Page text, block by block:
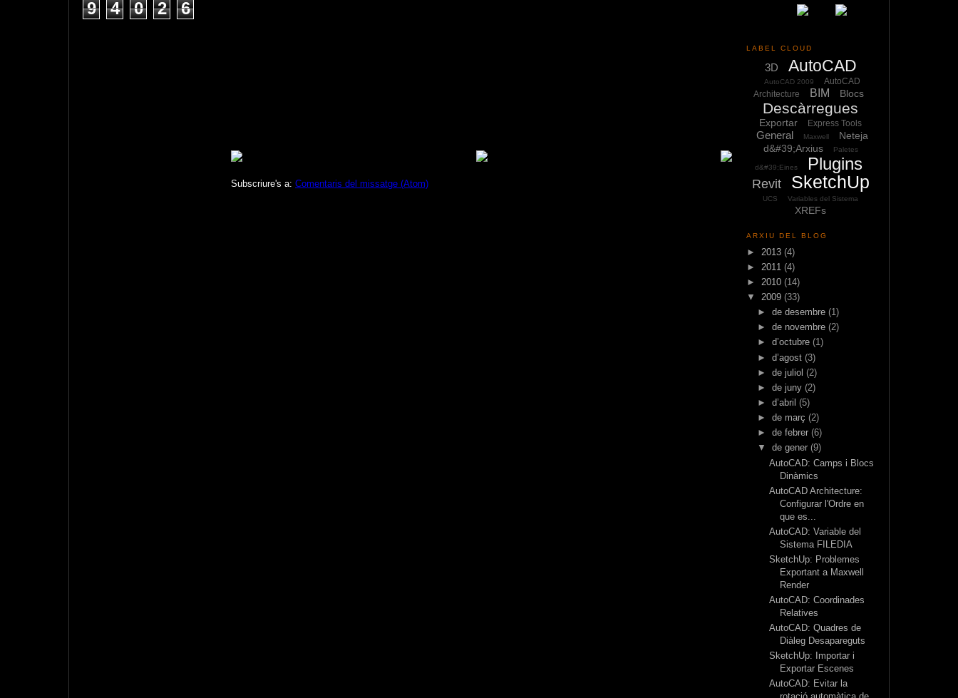
LABEL CLOUD
3D AutoCAD
AutoCAD 2009
AutoCAD
Architecture
BIM Blocs
Descàrregues
Exportar Express Tools
General Maxwell
Neteja
d&#39;Arxius
Paletes
d&#39;Eines Plugins
Revit SketchUp
UCS Variables del Sistema
XREFs
ARXIU DEL BLOG
► 2013 (4)
► 2011 (4)
► 2010 (14)
▼ 2009 (33)
►de desembre(1)
►de novembre(2)
►d’octubre(1)
►d’agost(3)
►de juliol(2)
►de juny(2)
►d’abril(5)
►de març(2)
►de febrer(6)
▼de gener(9)
AutoCAD: Camps i Blocs
Dinàmics
AutoCAD Architecture:
Configurar l'Ordre en
que es...
AutoCAD: Variable del
Sistema FILEDIA
SketchUp: Problemes
Exportant a Maxwell
Render
AutoCAD: Coordinades
Relatives
AutoCAD: Quadres de
Diàleg Desapareguts
SketchUp: Importar i
Exportar Escenes
AutoCAD: Evitar la
Subscriure's a: Comentaris del missatge (Atom)
9 4 0 2 6